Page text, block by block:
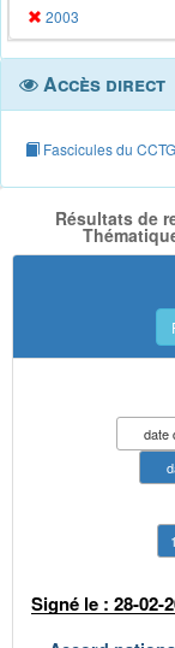
2003
Accès direct
Fascicules du
Résultats de
date
Signé le : 28-02-